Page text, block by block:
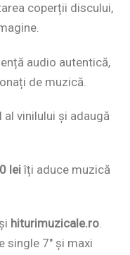
coperții discului,
audio autentică,
de muzică.
vinilului și adaugă
leiîți aduce muzică
hiturimuzicale.ro.
single 7″ și maxi